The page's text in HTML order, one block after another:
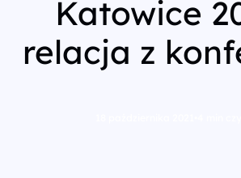
Katowice
relacja z